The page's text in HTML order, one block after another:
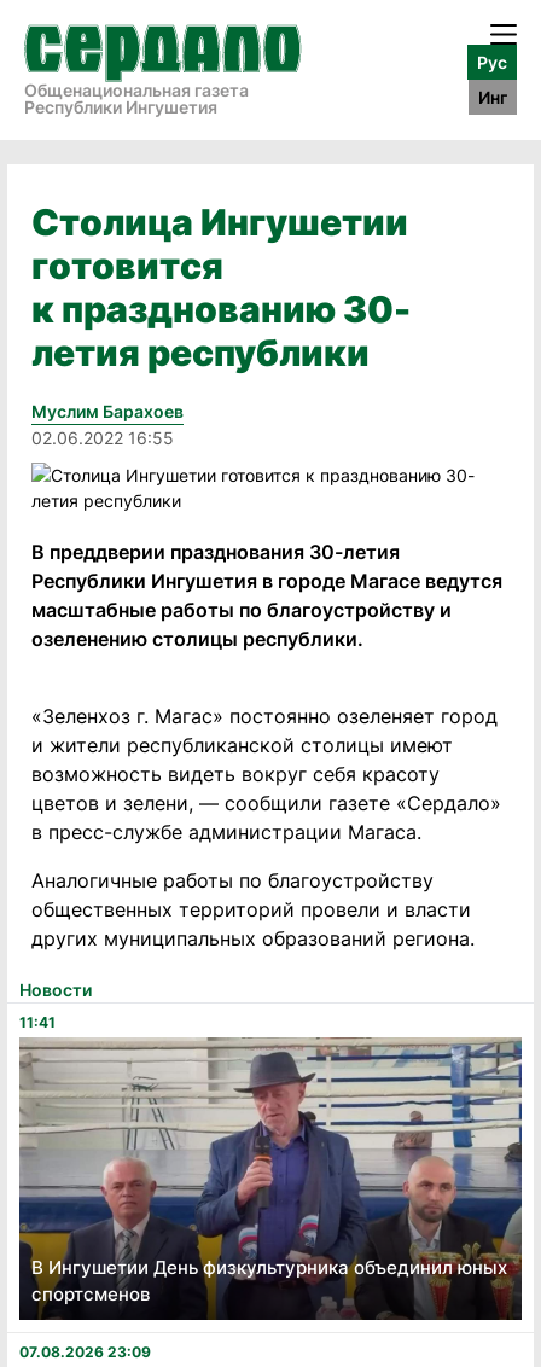
Общенациональная газета
Республики Ингушетия
Рус
Инг
Новости
11:41
В Ингушетии День физкультурника объединил юных
спортсменов
07.08.2026 23:09
Столица Ингушетии
готовится
к празднованию 30-
летия республики
Муслим Барахоев
02.06.2022 16:55
В преддверии празднования 30-летия
Республики Ингушетия в городе Магасе ведутся
масштабные работы по благоустройству и
озеленению столицы республики.
«Зеленхоз г. Магас» постоянно озеленяет город
и жители республиканской столицы имеют
возможность видеть вокруг себя красоту
цветов и зелени, — сообщили газете «Сердало»
в пресс-службе администрации Магаса.
Аналогичные работы по благоустройству
общественных территорий провели и власти
других муниципальных образований региона.